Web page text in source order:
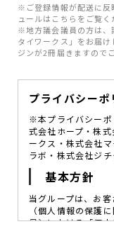
※ご登録情報が配送に反
ュールはこちらをご覧く
※地方議会議員の方は、
タイワークス」をお届
ジンが2冊届きますので
プライバシーポ
※本プライバシーポ
式会社ホープ・株
ークス・株式会社
ラボ・株式会社ジ
基本方針
当グループは、お
（個人情報の保護
号〕における「個